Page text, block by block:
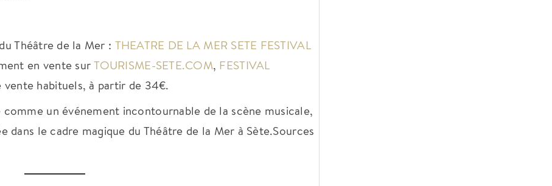
Théâtre de la Mer : THEATRE DE LA MER SETE FESTIVAL
en vente surTOURISME-SETE.COM, FESTIVAL
vente habituels, à partir de 34€.
comme un événement incontournable de la scène musicale,
le cadre magique du Théâtre de la Mer à Sète.Sources